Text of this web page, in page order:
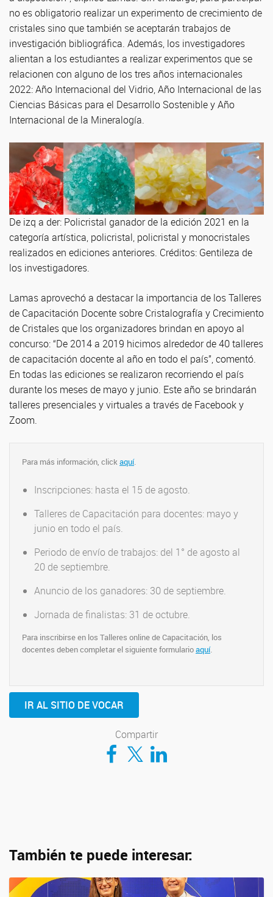
no es obligatorio realizar un experimento de crecimiento de
cristales sino que también se aceptarán trabajos de
investigación bibliográfica. Además, los investigadores
alientan a los estudiantes a realizar experimentos que se
relacionen con alguno de los tres años internacionales
2022: Año Internacional del Vidrio, Año Internacional de las
Ciencias Básicas para el Desarrollo Sostenible y Año
Internacional de la Mineralogía.
De izq a der: Policristal ganador de la edición 2021 en la
categoría artística, policristal, policristal y monocristales
realizados en ediciones anteriores. Créditos: Gentileza de
los investigadores.
Lamas aprovechó a destacar la importancia de los Talleres
de Capacitación Docente sobre Cristalografía y Crecimiento
de Cristales que los organizadores brindan en apoyo al
concurso: “De 2014 a 2019 hicimos alrededor de 40 talleres
de capacitación docente al año en todo el país”, comentó.
En todas las ediciones se realizaron recorriendo el país
durante los meses de mayo y junio. Este año se brindarán
talleres presenciales y virtuales a través de Facebook y
Zoom.
Para más información, click aquí.
Inscripciones: hasta el 15 de agosto.
Talleres de Capacitación para docentes: mayo y
junio en todo el país.
Periodo de envío de trabajos: del 1° de agosto al
20 de septiembre.
Anuncio de los ganadores: 30 de septiembre.
Jornada de finalistas: 31 de octubre.
Para inscribirse en los Talleres online de Capacitación, los
docentes deben completar el siguiente formularioaquí.
IR AL SITIO DE VOCAR
Compartir
Compartir en Facebook
Compartir en TwitterCompartir en LinkedIn
También te puede interesar: